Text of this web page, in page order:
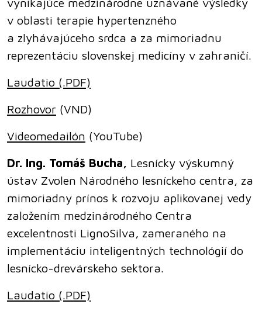
v oblasti terapie hypertenzného
a zlyhávajúceho srdca a za mimoriadnu
reprezentáciu slovenskej medicíny v zahraničí.
Laudatio (.PDF)
Rozhovor (VND)
Videomedailón (YouTube)
Dr. Ing. Tomáš Bucha, Lesnícky výskumný
ústav Zvolen Národného lesníckeho centra, za
mimoriadny prínos k rozvoju aplikovanej vedy
založením medzinárodného Centra
excelentnosti LignoSilva, zameraného na
implementáciu inteligentných technológií do
lesnícko-drevárskeho sektora.
Laudatio (.PDF)